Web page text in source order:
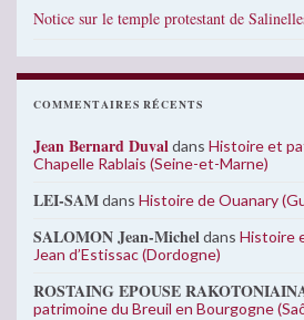
Notice sur le temple protestant de
COMMENTAIRES RÉCENTS
Jean Bernard Duvaldans Histoire et
Chapelle Rablais (Seine-et-Marne)
LEI-SAMdans Histoire de Ouanary
SALOMON Jean-Micheldans Histoire
Jean d’Estissac (Dordogne)
ROSTAING EPOUSE
patrimoine du Breuil en Bourgogne